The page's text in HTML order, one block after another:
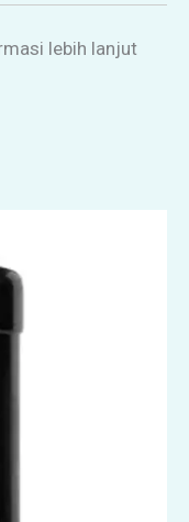
lebih lanjut